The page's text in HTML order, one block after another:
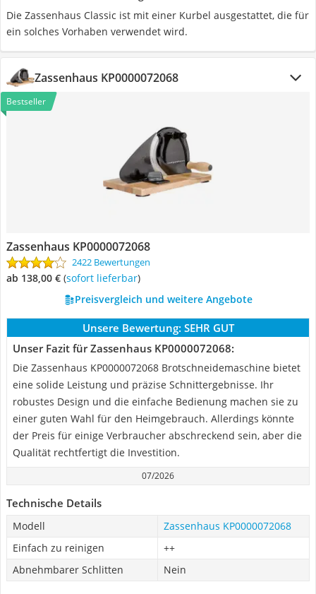
Die Zassenhaus Classic ist mit einer Kurbel ausgestattet, die für
ein solches Vorhaben verwendet wird.
Zassenhaus KP0000072068
Bestseller
Zassenhaus KP0000072068
2422 Bewertungen
ab 138,00 € ( Sofort lieferbar)
Preisvergleich und weitere Angebote
Unsere Bewertung: SEHR GUT
Unser Fazit für Zassenhaus KP0000072068:
Die Zassenhaus KP0000072068 Brotschneidemaschine bietet
eine solide Leistung und präzise Schnittergebnisse. Ihr
robustes Design und die einfache Bedienung machen sie zu
einer guten Wahl für den Heimgebrauch. Allerdings könnte
der Preis für einige Verbraucher abschreckend sein, aber die
Qualität rechtfertigt die Investition.
07/2026
Technische Details
Modell
Zassenhaus KP0000072068
Einfach zu reinigen
++
Abnehmbarer Schlitten
Nein